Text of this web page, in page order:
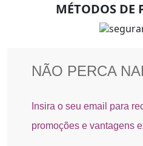
MÉTODOS DE